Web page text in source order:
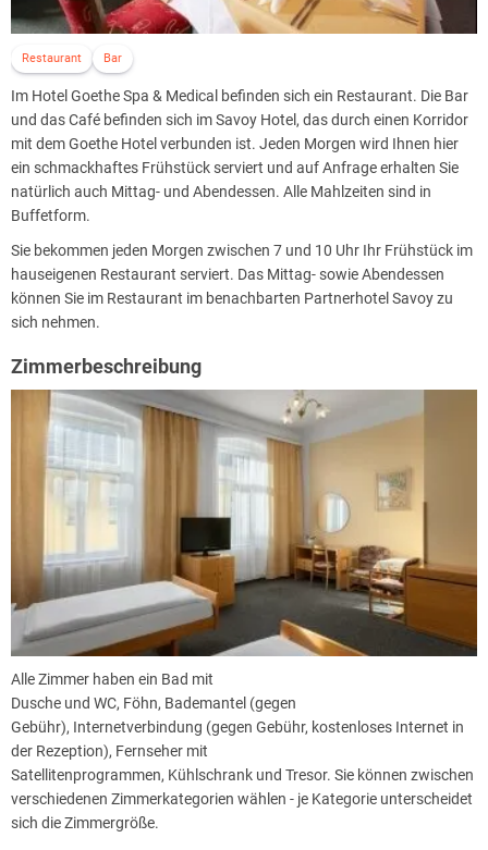
Restaurant Bar
Im Hotel Goethe Spa & Medical befinden sich ein Restaurant. Die Bar
und das Café befinden sich im Savoy Hotel, das durch einen Korridor
mit dem Goethe Hotel verbunden ist. Jeden Morgen wird Ihnen hier
ein schmackhaftes Frühstück serviert und auf Anfrage erhalten Sie
natürlich auch Mittag- und Abendessen. Alle Mahlzeiten sind in
Buffetform.
Sie bekommen jeden Morgen zwischen 7 und 10 Uhr Ihr Frühstück im
hauseigenen Restaurant serviert. Das Mittag- sowie Abendessen
können Sie im Restaurant im benachbarten Partnerhotel Savoy zu
sich nehmen.
Zimmerbeschreibung
Alle Zimmer haben ein Bad mit
Dusche und WC, Föhn, Bademantel (gegen
Gebühr), Internetverbindung (gegen Gebühr, kostenloses Internet in
der Rezeption), Fernseher mit
Satellitenprogrammen, Kühlschrank und Tresor. Sie können zwischen
verschiedenen Zimmerkategorien wählen - je Kategorie unterscheidet
sich die Zimmergröße.